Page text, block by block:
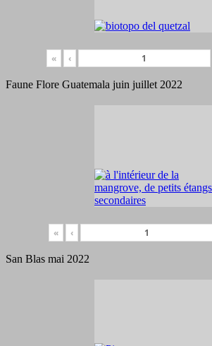
« ‹
Faune Flore Guatemala juin juillet 2022
« ‹
San Blas mai 2022